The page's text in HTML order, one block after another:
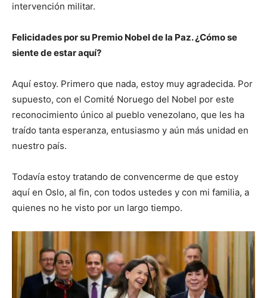
intervención militar.
Felicidades por su Premio Nobel de la Paz. ¿Cómo se
siente de estar aquí?
Aquí estoy. Primero que nada, estoy muy agradecida. Por
supuesto, con el Comité Noruego del Nobel por este
reconocimiento único al pueblo venezolano, que les ha
traído tanta esperanza, entusiasmo y aún más unidad en
nuestro país.
Todavía estoy tratando de convencerme de que estoy
aquí en Oslo, al fin, con todos ustedes y con mi familia, a
quienes no he visto por un largo tiempo.